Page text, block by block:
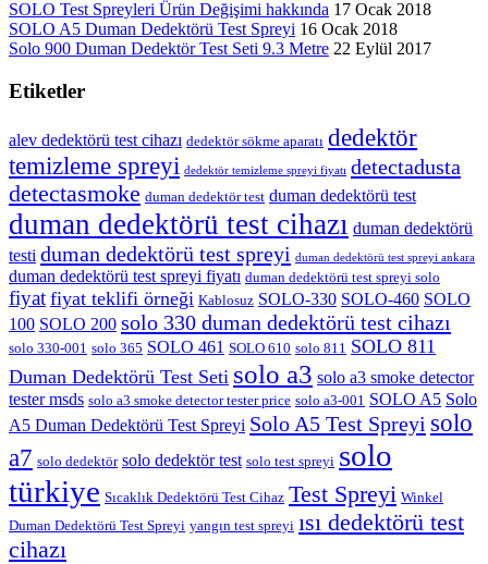
SOLO Test Spreyleri Ürün Değişimi hakkında 17 Ocak 2018
SOLO A5 Duman Dedektörü Test Spreyi 16 Ocak 2018
Solo 900 Duman Dedektör Test Seti 9.3 Metre 22 Eylül 2017
Etiketler
alev dedektörü test cihazı dedektör sökme aparatı dedektör
temizleme spreyi dedektör temizleme spreyi fiyatı detectadusta
detectasmoke duman dedektör test duman dedektörü test
duman dedektörü test cihazı duman dedektörü
testi duman dedektörü test spreyi duman dedektörü test spreyi ankara
duman dedektörü test spreyi fiyatı duman dedektörü test spreyi solo
fiyat fiyat teklifi örneği Kablosuz SOLO-330 SOLO-460 SOLO
100 SOLO 200 solo 330 duman dedektörü test cihazı
solo 330-001 solo 365 SOLO 461 SOLO 610 solo 811 SOLO 811
Duman Dedektörü Test Seti solo a3 solo a3 smoke detector
tester msds solo a3 smoke detector tester price solo a3-001 SOLO A5 Solo
A5 Duman Dedektörü Test Spreyi Solo A5 Test Spreyi solo
a7 solo dedektör solo dedektör test solo test spreyi solo
türkiye Sıcaklık Dedektörü Test Cihaz Test Spreyi Winkel
Duman Dedektörü Test Spreyi yangın test spreyi ısı dedektörü test
cihazı